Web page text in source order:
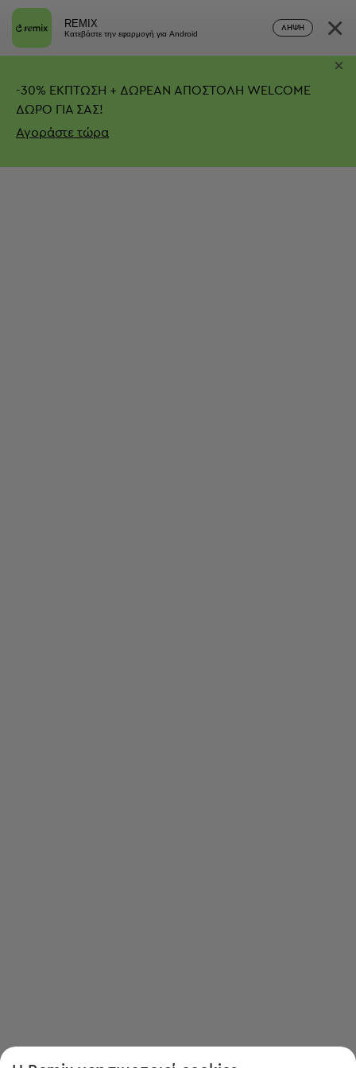
REMIX
Κατεβάστε την εφαρμογή για Android
ΛΉΨΗ ×
-30% ΕΚΠΤΩΣΗ + ΔΩΡΕΑΝ ΑΠΟΣΤΟΛΗ WELCOME
ΔΩΡΟ ΓΙΑ ΣΑΣ!
Αγοράστε τώρα
×